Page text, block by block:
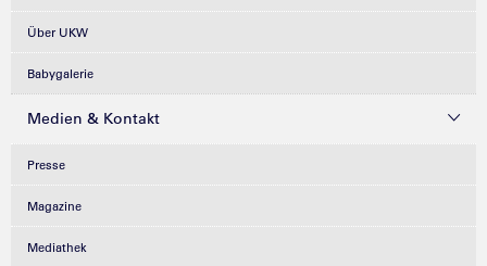
Über UKW
Babygalerie
Medien & Kontakt
Presse
Magazine
Mediathek